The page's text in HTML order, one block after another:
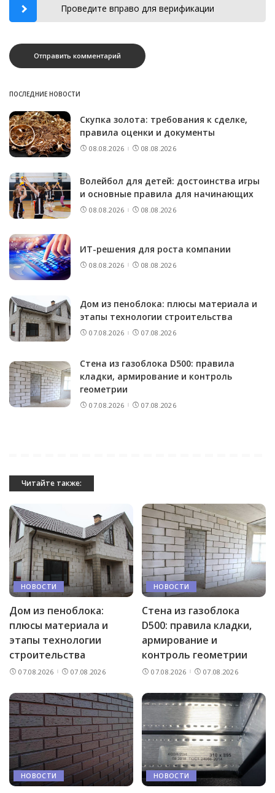
Проведите вправо для верификации
ПОСЛЕДНИЕ НОВОСТИ
Скупка золота: требования к сделке,
правила оценки и документы
08.08.2026 08.08.2026
Волейбол для детей: достоинства игры
и основные правила для начинающих
08.08.2026 08.08.2026
ИТ-решения для роста компании
08.08.2026 08.08.2026
Дом из пеноблока: плюсы материала и
этапы технологии строительства
07.08.2026 07.08.2026
Стена из газоблока D500: правила
кладки, армирование и контроль
геометрии
07.08.2026 07.08.2026
Читайте также:
НОВОСТИ
Дом из пеноблока:
плюсы материала и
этапы технологии
строительства
07.08.2026 07.08.2026
НОВОСТИ
Стена из газоблока
D500: правила кладки,
армирование и
контроль геометрии
07.08.2026 07.08.2026
НОВОСТИ НОВОСТИ